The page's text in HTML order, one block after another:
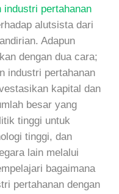
industri pertahanan
alutsista dari
Adapun
dengan dua cara;
industri pertahanan
kapital dan
besar yang
tinggi untuk
tinggi, dan
lain melalui
bagaimana
pertahanan dengan